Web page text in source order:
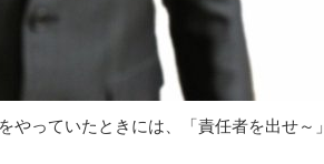
っていたときには、「責任者を出せ～」